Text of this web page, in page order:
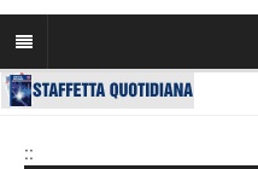
::